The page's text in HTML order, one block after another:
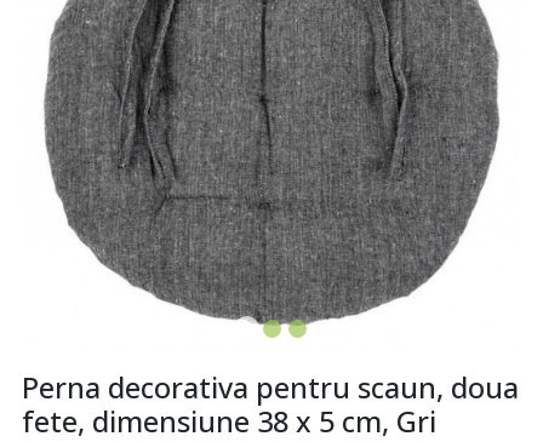
Perna decorativa pentru scaun, doua
fete, dimensiune 38 x 5 cm, Gri